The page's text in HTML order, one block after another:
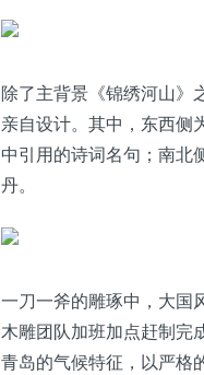
除了主背景《锦绣河山》
亲自设计。其中，东西侧
中引用的诗词名句；南北
丹。
一刀一斧的雕琢中，大国
木雕团队加班加点赶制完
青岛的气候特征，以严格